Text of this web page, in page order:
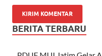
BERITA TERBARU